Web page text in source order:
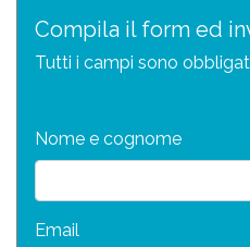
Compila il form ed
Tutti i campi sono
Nome e cognome
Email